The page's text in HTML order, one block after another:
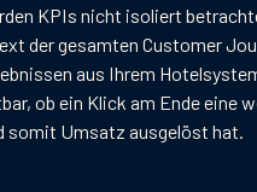
KPIs nicht isoliert
der gesamten Customer
aus Ihrem
ob ein Klick am Ende eine
somit Umsatz ausgelöst hat.‍